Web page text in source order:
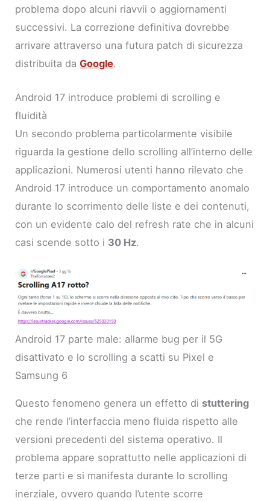
problema dopo alcuni riavvii o aggiornamenti
successivi. La correzione definitiva dovrebbe
arrivare attraverso una futura patch di sicurezza
distribuita daGoogle.
Android 17 introduce problemi di scrolling e
fluidità
Un secondo problema particolarmente visibile
riguarda la gestione dello scrolling all’interno delle
applicazioni. Numerosi utenti hanno rilevato che
Android 17 introduce un comportamento anomalo
durante lo scorrimento delle liste e dei contenuti,
con un evidente calo del refresh rate che in alcuni
casi scende sotto i 30 Hz.
Android 17 parte male: allarme bug per il 5G
disattivato e lo scrolling a scatti su Pixel e
Samsung 6
Questo fenomeno genera un effetto di stuttering
che rende l’interfaccia meno fluida rispetto alle
versioni precedenti del sistema operativo. Il
problema appare soprattutto nelle applicazioni di
terze parti e si manifesta durante lo scrolling
inerziale, ovvero quando l’utente scorre